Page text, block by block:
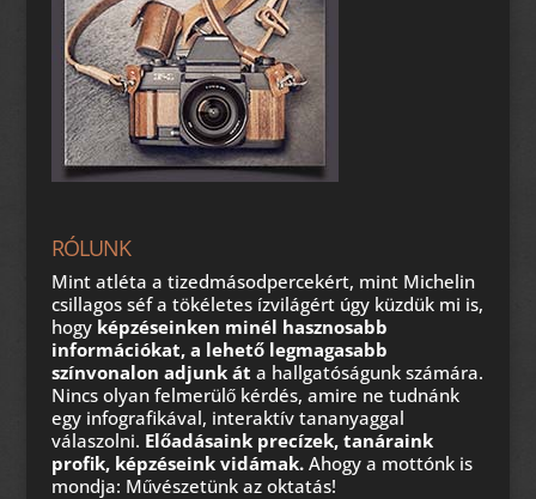
RÓLUNK
Mint atléta a tizedmásodpercekért, mint Michelin
csillagos séf a tökéletes ízvilágért úgy küzdük mi is,
hogy képzéseinken minél hasznosabb
információkat, a lehető legmagasabb
színvonalon adjunk át a hallgatóságunk számára.
Nincs olyan felmerülő kérdés, amire ne tudnánk
egy infografikával, interaktív tananyaggal
válaszolni. Előadásaink precízek, tanáraink
profik, képzéseink vidámak.Ahogy a mottónk is
mondja: Művészetünk az oktatás!